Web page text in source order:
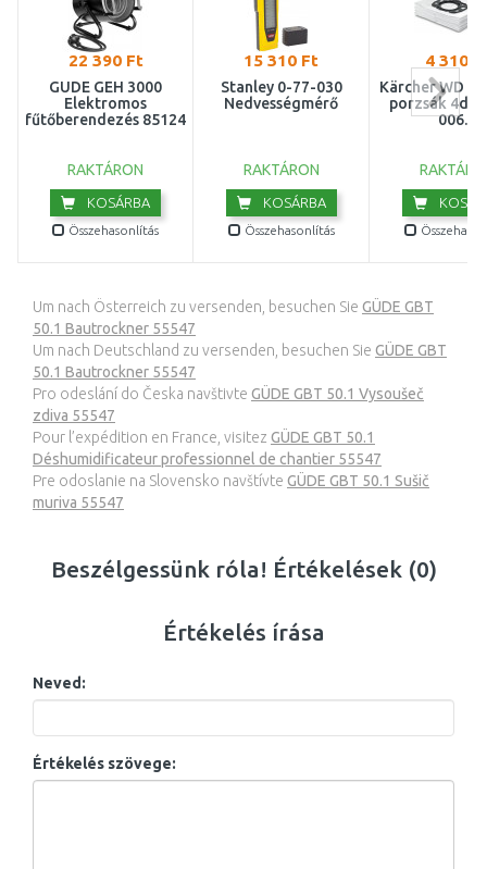
22 390 Ft
GÜDE GEH 3000
Elektromos
fűtőberendezés 85124
RAKTÁRON
KOSÁRBA
Összehasonlítás
15 310 Ft
Stanley 0-77-030
Nedvességmérő
RAKTÁRON
KOSÁRBA
Összehasonlítás
4 310
Kärcher WD
porzsák 4db
006.0
Um nach Österreich zu versenden, besuchen Sie GÜDE GBT
50.1 Bautrockner 55547
Um nach Deutschland zu versenden, besuchen Sie GÜDE GBT
50.1 Bautrockner 55547
Pro odeslání do Česka navštivte GÜDE GBT 50.1 Vysoušeč
zdiva 55547
Pour l’expédition en France, visitez GÜDE GBT 50.1
Déshumidificateur professionnel de chantier 55547
Pre odoslanie na Slovensko navštívte GÜDE GBT 50.1 Sušič
muriva 55547
Beszélgessünk róla! Értékelések (0)
Értékelés írása
Neved:
Értékelés szövege: